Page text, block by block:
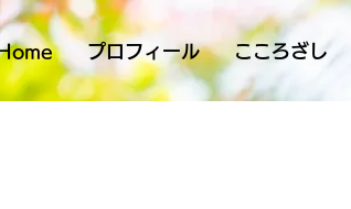
プロフィール こころざし